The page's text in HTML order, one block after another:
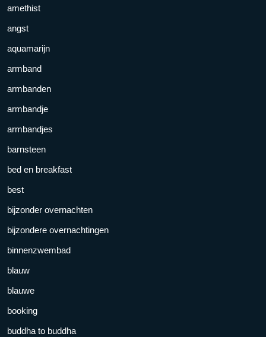
amethist
angst
aquamarijn
armband
armbanden
armbandje
armbandjes
barnsteen
bed en breakfast
best
bijzonder overnachten
bijzondere overnachtingen
binnenzwembad
blauw
blauwe
booking
buddha to buddha